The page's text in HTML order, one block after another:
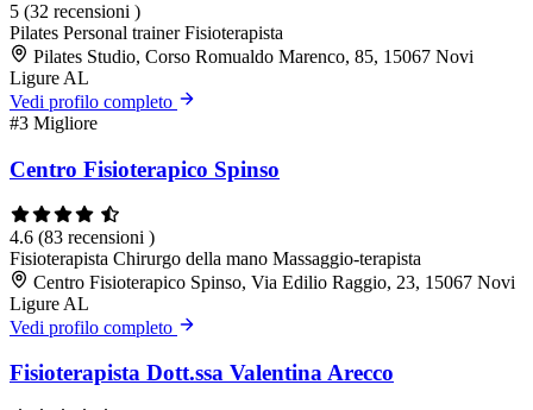
5 (32 recensioni )
Pilates Personal trainerFisioterapista
Pilates Studio, Corso Romualdo Marenco, 85, 15067 Novi
Ligure AL
Vedi profilo completo
#3 Migliore
Centro Fisioterapico Spinso
4.6 (83 recensioni )
Fisioterapista Chirurgo della mano Massaggio-terapista
Centro Fisioterapico Spinso, Via Edilio Raggio, 23, 15067 Novi
Ligure AL
Vedi profilo completo
Fisioterapista Dott.ssa Valentina Arecco